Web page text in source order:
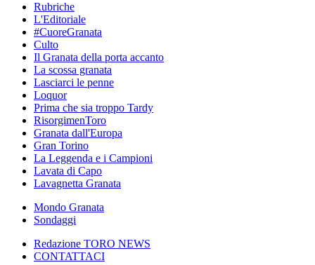
Rubriche
L'Editoriale
#CuoreGranata
Culto
Il Granata della porta accanto
La scossa granata
Lasciarci le penne
Loquor
Prima che sia troppo Tardy
RisorgimenToro
Granata dall'Europa
Gran Torino
La Leggenda e i Campioni
Lavata di Capo
Lavagnetta Granata
Mondo Granata
Sondaggi
Redazione TORO NEWS
CONTATTACI